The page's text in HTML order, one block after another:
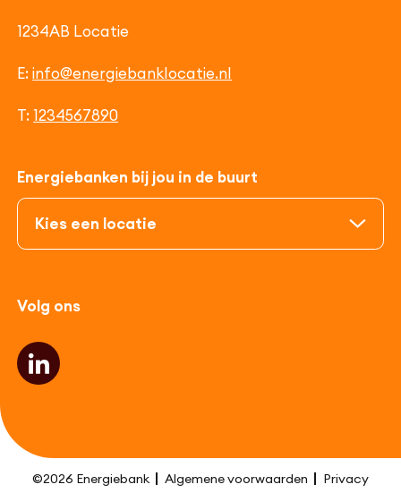
1234AB Locatie
E:info@energiebanklocatie.nl
T:1234567890
Volg ons
Energiebanken bij jou in de buurt
©2026 Energiebank Algemene voorwaarden Privacy